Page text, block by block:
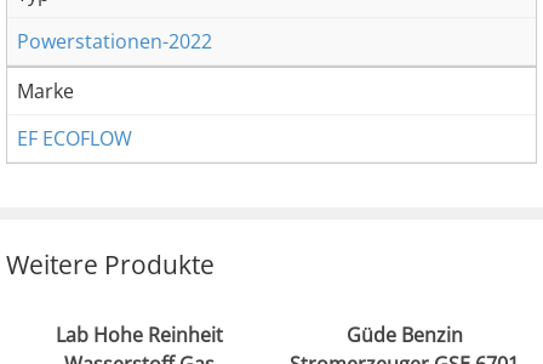
Powerstationen-2022
Marke
EF ECOFLOW
Weitere Produkte
Lab Hohe Reinheit
Güde Benzin